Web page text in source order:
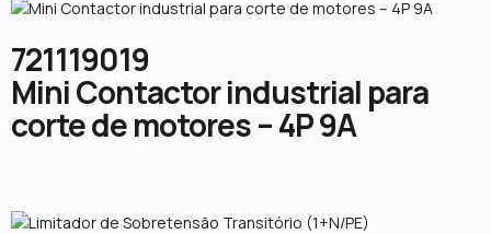
721119019
Mini Contactor industrial para
corte de motores – 4P 9A